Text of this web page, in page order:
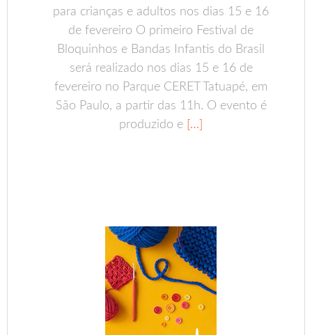
para crianças e adultos nos dias 15 e 16
de fevereiro O primeiro Festival de
Bloquinhos e Bandas Infantis do Brasil
será realizado nos dias 15 e 16 de
fevereiro no Parque CERET Tatuapé, em
São Paulo, a partir das 11h. O evento é
produzido e […]